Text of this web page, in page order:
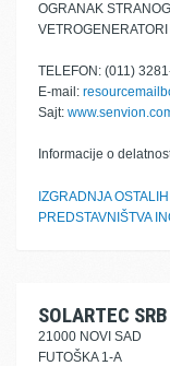
OGRANAK
TELEFON: (011)
E-mail:
Sajt:
Informacije o
IZGRADNJA
PREDSTAVNIŠTVA
SOLARTEC SRB
21000 NOVI SAD
FUTOŠKA 1-A